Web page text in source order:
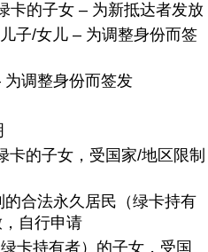
卡的子女 – 为新抵达者发放
子/女儿 – 为调整身份而签
为调整身份而签发
卡的子女，受国家/地区限制
的合法永久居民（绿卡持有
自行申请
卡持有者）的子女，受国